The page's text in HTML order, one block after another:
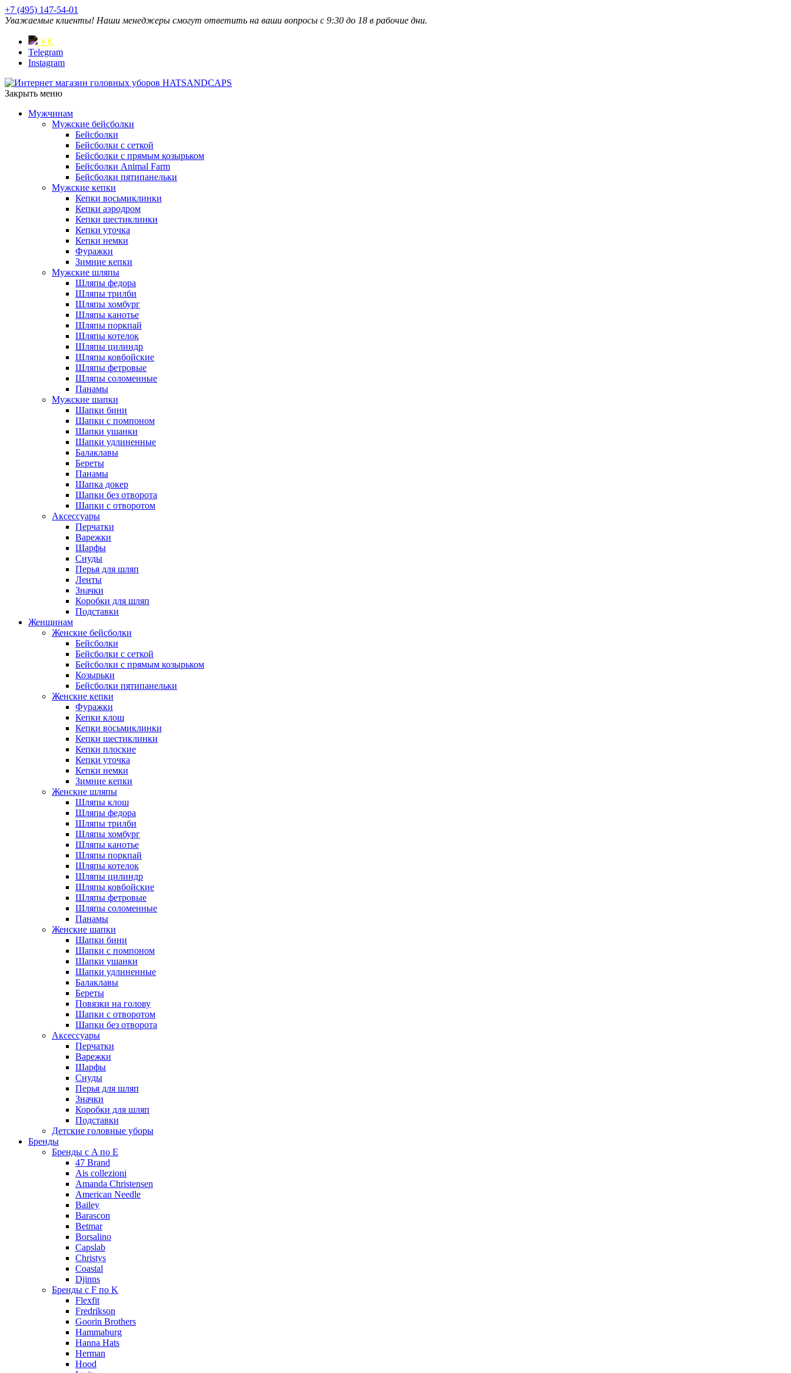
+7 (495) 147-54-01
Уважаемые клиенты! Наши менеджеры смогут ответить на ваши вопросы с 9:30 до 18 в рабочие дни.
VK
Telegram
Instagram
Закрыть меню
Мужчинам
Мужские бейсболки
Бейсболки
Бейсболки с сеткой
Бейсболки с прямым козырьком
Бейсболки Animal Farm
Бейсболки пятипанельки
Мужские кепки
Кепки восьмиклинки
Кепки аэродром
Кепки шестиклинки
Кепки уточка
Кепки немки
Фуражки
Зимние кепки
Мужские шляпы
Шляпы федора
Шляпы трилби
Шляпы хомбург
Шляпы канотье
Шляпы поркпай
Шляпы котелок
Шляпы цилиндр
Шляпы ковбойские
Шляпы фетровые
Шляпы соломенные
Панамы
Мужские шапки
Шапки бини
Шапки с помпоном
Шапки ушанки
Шапки удлиненные
Балаклавы
Береты
Панамы
Шапка докер
Шапки без отворота
Шапки с отворотом
Аксессуары
Перчатки
Варежки
Шарфы
Снуды
Перья для шляп
Ленты
Значки
Коробки для шляп
Подставки
Женщинам
Женские бейсболки
Бейсболки
Бейсболки с сеткой
Бейсболки с прямым козырьком
Козырьки
Бейсболки пятипанельки
Женские кепки
Фуражки
Кепки клош
Кепки восьмиклинки
Кепки шестиклинки
Кепки плоские
Кепки уточка
Кепки немки
Зимние кепки
Женские шляпы
Шляпы клош
Шляпы федора
Шляпы трилби
Шляпы хомбург
Шляпы канотье
Шляпы поркпай
Шляпы котелок
Шляпы цилиндр
Шляпы ковбойские
Шляпы фетровые
Шляпы соломенные
Панамы
Женские шапки
Шапки бини
Шапки с помпоном
Шапки ушанки
Шапки удлиненные
Балаклавы
Береты
Повязки на голову
Шапки с отворотом
Шапки без отворота
Аксессуары
Перчатки
Варежки
Шарфы
Снуды
Перья для шляп
Значки
Коробки для шляп
Подставки
Детские головные уборы
Бренды
Бренды с A по E
47 Brand
Ais collezioni
Amanda Christensen
American Needle
Bailey
Barascon
Betmar
Borsalino
Capslab
Christys
Coastal
Djinns
Бренды с F по K
Flexfit
Fredrikson
Goorin Brothers
Hammaburg
Hanna Hats
Herman
Hood